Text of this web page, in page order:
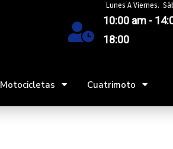
Lunes A Viernes.
10:00 am -
18:00
Motocicletas Cuatrimoto